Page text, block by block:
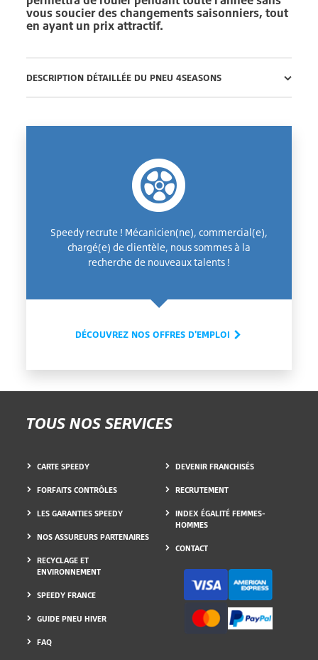
vous soucier des changements saisonniers, tout
en ayant un prix attractif.
DESCRIPTION DÉTAILLÉE DU PNEU 4SEASONS
Speedy recrute ! Mécanicien(ne), commercial(e),
chargé(e) de clientèle, nous sommes à la
recherche de nouveaux talents !
DÉCOUVREZ NOS OFFRES D'EMPLOI
TOUS NOS SERVICES
CARTE SPEEDY
FORFAITS CONTRÔLES
LES GARANTIES SPEEDY
NOS ASSUREURS PARTENAIRES
RECYCLAGE ET
ENVIRONNEMENT
SPEEDY FRANCE
GUIDE PNEU HIVER
FAQ
DEVENIR FRANCHISÉS
RECRUTEMENT
INDEX ÉGALITÉ FEMMES-
HOMMES
CONTACT